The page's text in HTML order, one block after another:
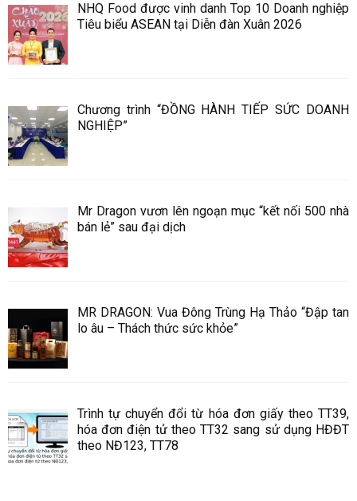
NHQ Food được vinh danh Top 10 Doanh nghiệp
Tiêu biểu ASEAN tại Diễn đàn Xuân 2026
Chương trình “ĐỒNG HÀNH TIẾP SỨC DOANH
NGHIỆP”
Mr Dragon vươn lên ngoạn mục “kết nối 500 nhà
bán lẻ” sau đại dịch
MR DRAGON: Vua Đông Trùng Hạ Thảo “Đập tan
lo âu – Thách thức sức khỏe”
Trình tự chuyển đổi từ hóa đơn giấy theo TT39,
hóa đơn điện tử theo TT32 sang sử dụng HĐĐT
theo NĐ123, TT78